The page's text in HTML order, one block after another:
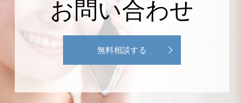
お問い合わせ
無料相談する